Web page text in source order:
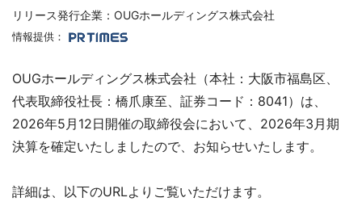
リリース発行企業：OUGホールディングス株式会社
情報提供：
OUGホールディングス株式会社（本社：大阪市福島区、
代表取締役社長：橋爪康至、証券コード：8041）は、
2026年5月12日開催の取締役会において、2026年3月期
決算を確定いたしましたので、お知らせいたします。
詳細は、以下のURLよりご覧いただけます。